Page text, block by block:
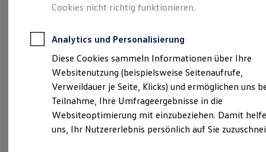
Kleinwagen-Leasing
Leasing ohne Anzahlung
Autokredit mit Schlussrate
Versicherungen und Garantien
Kfz-Versicherung
Restschuldversicherungen
Garantien
Wartungsverträge
Geschäftskunden
Professional Class bei Volkswagen
Großkunden
Behörden
Volkswagen
Zertifizierte
Gebrauchtwagen.
Cookies nicht richtig funktionieren.
Analytics und Personalisierung
Diese Cookies sammeln Informationen über Ihre
Websitenutzung (beispielsweise Seitenaufrufe,
Verweildauer je Seite, Klicks) und ermöglichen uns
Teilnahme, Ihre Umfrageergebnisse in die
Websiteoptimierung mit einzubeziehen. Damit
uns, Ihr Nutzererlebnis persönlich auf Sie